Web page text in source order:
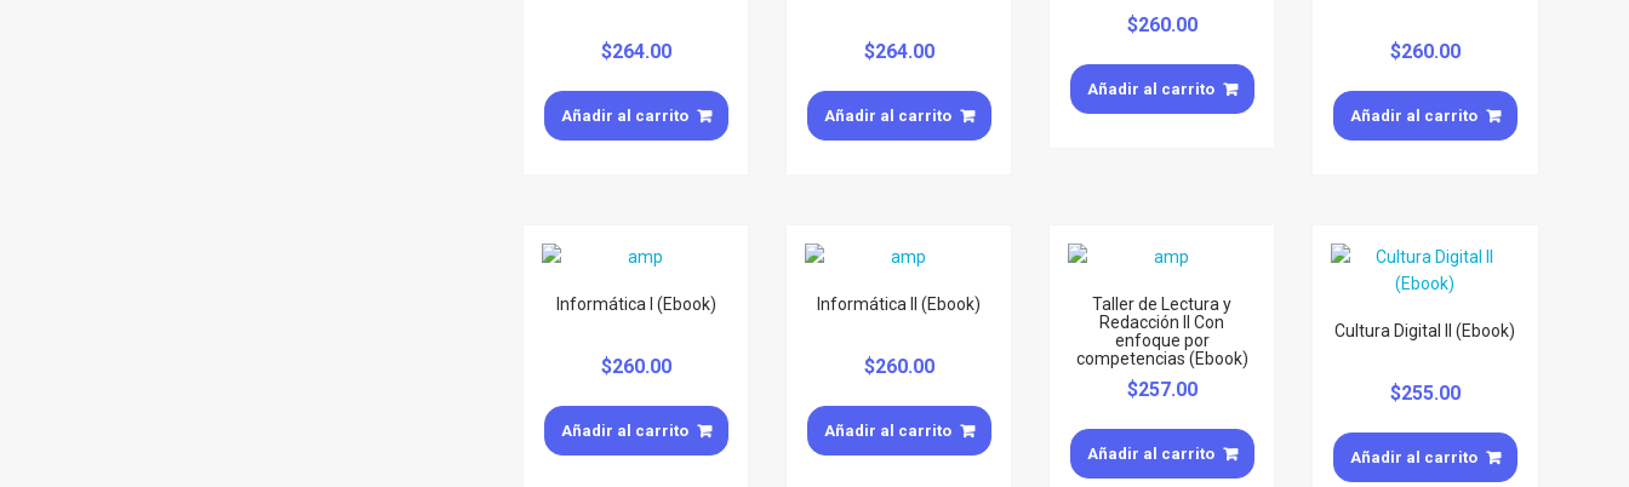
$264.00
Añadir al carrito
$264.00
Añadir al carrito
$260.00
Añadir al carrito
$260.00
Añadir al carrito
Informática I (Ebook)
$260.00
Añadir al carrito
Informática II (Ebook)
$260.00
Añadir al carrito
Taller de Lectura y
Redacción II Con
enfoque por
competencias (Ebook)
$257.00
Añadir al carrito
Cultura Digital II (Ebook)
$255.00
Añadir al carrito